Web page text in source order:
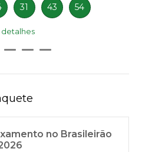
31 43 54
detalhes
no Brasileirão